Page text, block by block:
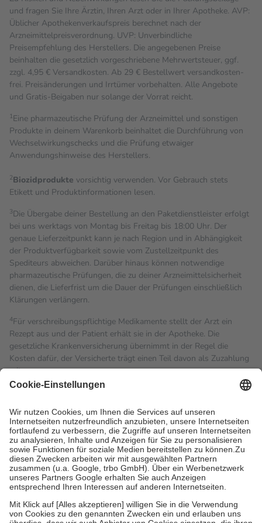
und fragen Sie Ihre Ärztin, Ihren Arzt oder in Ihrer Apotheke. AVP:
Üblicher Apothekenverkaufspreis berechnet nach der
Arzneimittelpreisverordnung. UVP: Unverbindliche
Preisempfehlung des Herstellers. Die angegebenen Preise
beinhalten die gesetzlich vorgeschriebene Mehrwertsteuer, ggf.
zzgl. 4,95 € Versandkosten. Ab 29 € Bestell­wert versand­kosten­
frei. Preisänderungen und Irrtümer vorbehalten. Alle Angebote
und Gratis-Beigaben nur solange der Vorrat reicht.
1Eine pharmazeutische Prüfung der Arzneimittel und sonstigen
Produkte in deinem Warenkorb beinhaltet die Durchführung von
Wechselwirkungschecks und die Prüfung etwaiger
Anwendungshinweise des Herstellers.
2Biozidprodukte vorsichtig verwenden. Vor Gebrauch stets
Etikett und Produktinformationen lesen.
3Die Übergabe deiner Bestellung an den Paketdienstleister erfolgt
bei uns werktags von Montag bis Freitag bis 18:00 Uhr. Der
genaue Lieferzeitpunkt kann je nach Region und in Abhängigkeit
der Produktverfügbarkeit sowie vom Zustellzeitpunkt des
Spediteurs abweichen. Darüber hinaus können notwendige
pharmazeutische Prüfungen, die zu deiner Arzneimittelsicherheit
dienen, die Lieferfrist um die Dauer der Prüfungen einschließlich
Klärungen verlängern.
4Für verschreibungspflichtige Medikamente stellt der Arzt ein
Rezept aus und der Patient erhält sie in der Apotheke. Die
gesetzliche Krankenversicherung übernimmt in der Regel die
Kosten dafür, der Versicherte trägt einen Teil davon als Zuzahlung
mit.
Grundsätzlich leisten Mitglieder Zuzahlungen in Höhe von zehn
höchstens zehn Euro.
Es sind jedoch nie mehr als die
tatsächlichen Kosten der Leistung zu entrichten.
Diese Regeln gelten grundsätzlich auch für Online-Apotheken.
Bei Heilmitteln und häuslicher Krankenpflege beträgt die
Zuzahlung zehn Prozent der Kosten sowie zehn Euro je
Verordnung.
Um das Engagement der Versicherten für ihre eigene Gesundheit
zu stärken und die besondere Stellung der Familie zu unterstützen,
fallenkeine Zuzahlungenan bei:
• Kindern und Jugendlichen bis zum vollendeten 18. Lebensjahr